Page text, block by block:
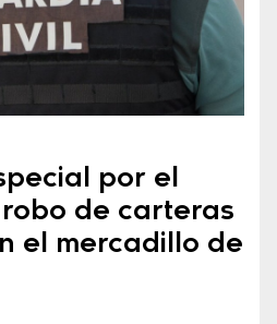
por el
de carteras
el mercadillo de